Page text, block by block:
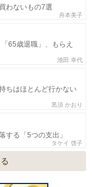
わないもの7選
舟本美子
65歳退職」、もらえ
池田 幸代
ちはほとんど行かない
黒須 かおり
する「5つの支出」
タケイ 啓子